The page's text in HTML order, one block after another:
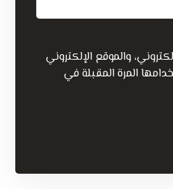
والموقع الإلكتروني
المرة المقبلة في